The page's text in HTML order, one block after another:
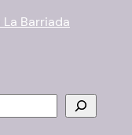
La Barriada